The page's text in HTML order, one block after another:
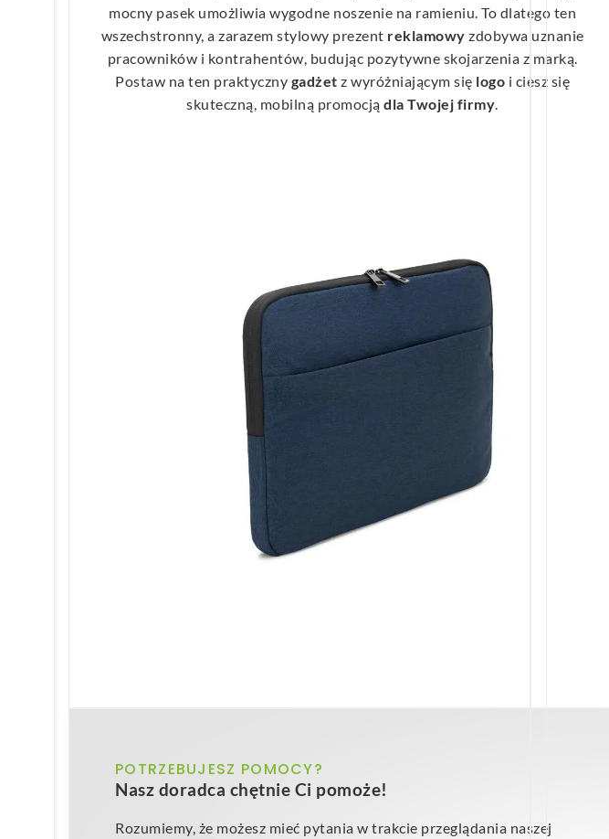
mocny pasek umożliwia wygodne noszenie na ramieniu. To dlatego ten
wszechstronny, a zarazem stylowy prezent reklamowy zdobywa uznanie
pracowników i kontrahentów, budując pozytywne skojarzenia z marką.
Postaw na ten praktyczny gadżet z wyróżniającym się logo i ciesz się
skuteczną, mobilną promocjądla Twojej firmy.
POTRZEBUJESZ POMOCY?
Nasz doradca chętnie Ci pomoże!
Rozumiemy, że możesz mieć pytania w trakcie przeglądania naszej